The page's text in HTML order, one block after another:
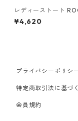
レディーストート
DELI 8268 ルートート
ボア.ハローキティ ア
¥4,620
プライバシーポリシ
特定商取引法に基づ
会員規約